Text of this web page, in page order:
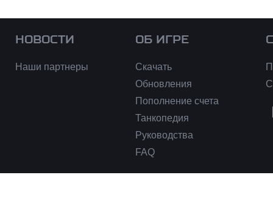
НОВОСТИ
Наши партнеры
ОБ ИГРЕ
Скачать
Обновления
Пополнение счета
Танкопедия
Руководства
FAQ